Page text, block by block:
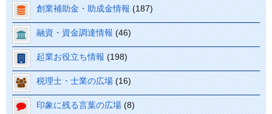
創業補助金・助成金情報 (187)
融資・資金調達情報 (46)
起業お役立ち情報 (198)
税理士・士業の広場 (16)
印象に残る言葉の広場 (8)